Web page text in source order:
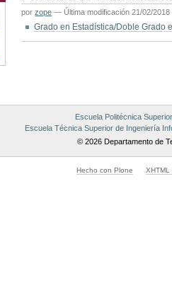
porzope — Última modificación 21/02/2018
Grado en Estadística/Doble Grado
Escuela Politécnica Superior
Escuela Técnica Superior de Ingeniería
© 2026 Departamento de
Hecho con Plone XHTML